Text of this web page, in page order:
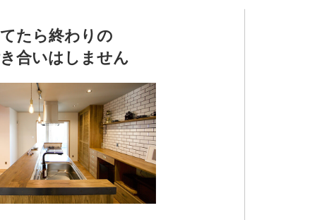
たら終わりの
合いはしません